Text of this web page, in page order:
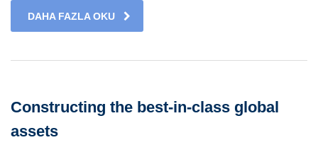
DAHA FAZLA OKU
Constructing the best-in-class global
assets